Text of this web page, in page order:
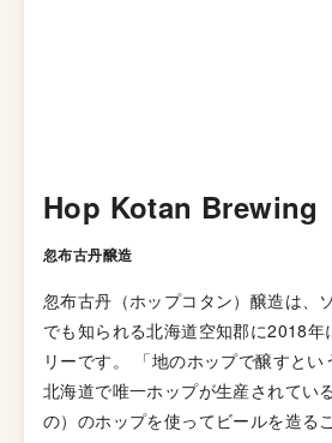
Hop Kotan Brewing
忽布古丹醸造
忽布古丹（ホップコタン）醸造は、
でも知られる北海道空知郡に2018年
リーです。 「地のホップで醸すとい
北海道で唯一ホップが生産されてい
の）のホップを使ってビールを造る